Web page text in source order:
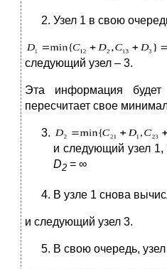
Узел 1 в свою
следующий узел – 3.
Эта информация
пересчитает свое
и следующий узел 1,
D2 = ∞
В узле 1 снова
и следующий узел 3.
В свою очередь,